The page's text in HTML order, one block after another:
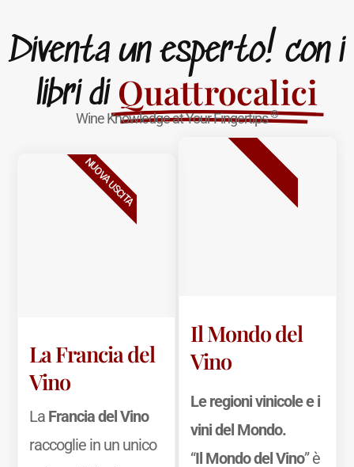
Diventa un esperto! con i
libri di Quattrocalici
Wine Knowledge at Your Fingertips®
La Francia del
Vino
La Francia del Vino
raccoglie in un unico
NUOVA USCITA
Il Mondo del
Vino
Le regioni vinicole e i
vini del Mondo.
“Il Mondo del Vino” è
BESTSELLER